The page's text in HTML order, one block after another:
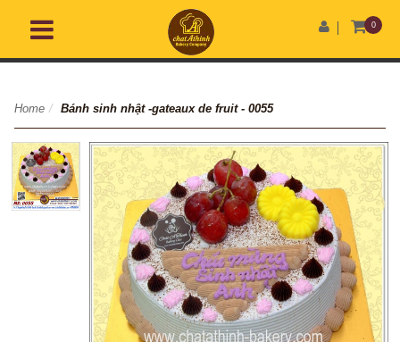
0
Home / Bánh sinh nhật -gateaux de fruit - 0055